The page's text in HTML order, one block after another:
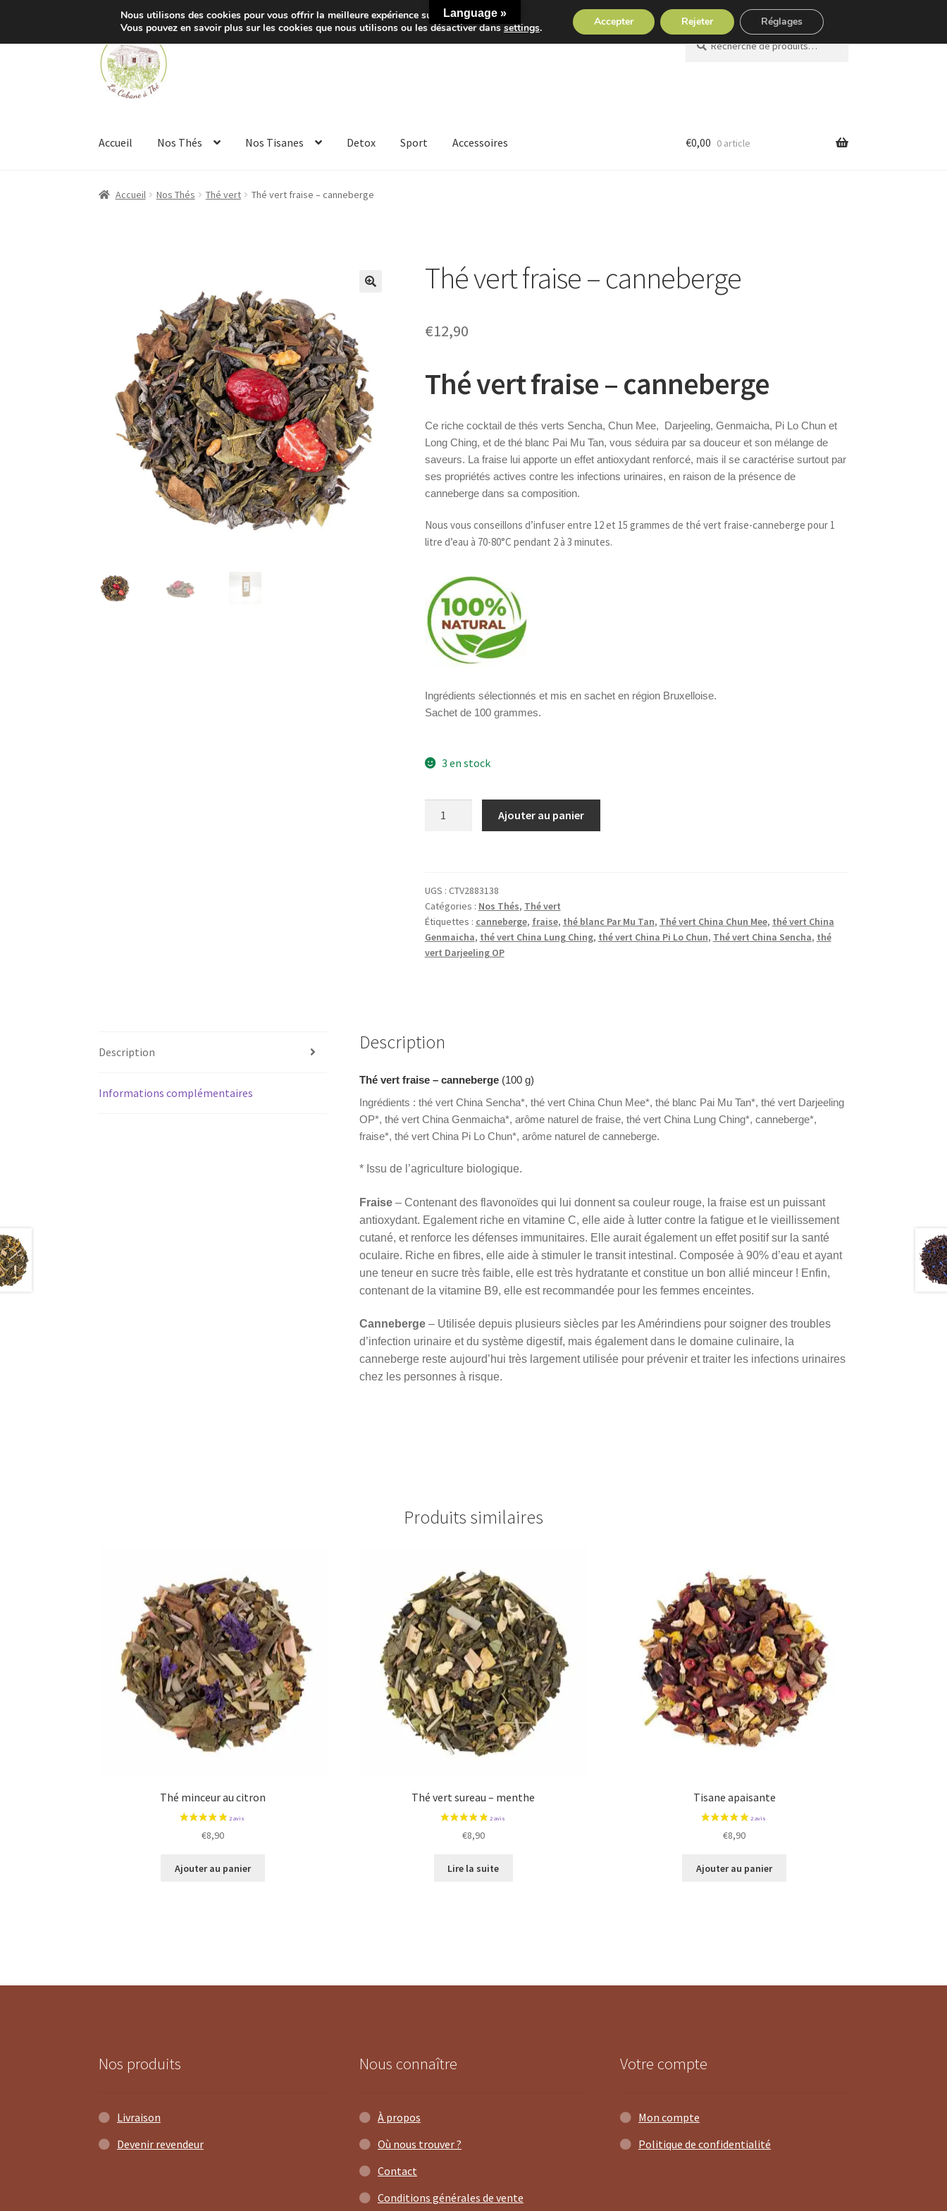
à
la
navigation
au
contenu
Recherche
pour :
Recherche
Accueil Nos Thés Nos Tisanes Detox Sport Accessoires €0,00 0 article
Accueil Nos Thés Thé vert Thé vert fraise – canneberge
Thé vert fraise – canneberge
€12,90
Thé vert fraise – canneberge
Ce riche cocktail de thés verts Sencha, Chun Mee, Darjeeling, Genmaicha, Pi Lo Chun et
Long Ching, et de thé blanc Pai Mu Tan, vous séduira par sa douceur et son mélange de
saveurs. La fraise lui apporte un effet antioxydant renforcé, mais il se caractérise surtout par
ses propriétés actives contre les infections urinaires, en raison de la présence de
canneberge dans sa composition.
Nous vous conseillons d’infuser entre 12 et 15 grammes de thé vert fraise-canneberge pour 1
litre d’eau à 70-80°C pendant 2 à 3 minutes.
Ingrédients sélectionnés et mis en sachet en région Bruxelloise.
Sachet de 100 grammes.
3 en stock
-
canneberge
Ajouter au panier
UGS : CTV2883138
Catégories : Nos Thés, Thé vert
Étiquettes : canneberge, fraise, thé blanc Par Mu Tan, Thé vert China Chun Mee, thé vert China
Genmaicha, thé vert China Lung Ching, thé vert China Pi Lo Chun, Thé vert China Sencha, thé
vert Darjeeling OP
Description
Informations complémentaires
Description
Thé vert fraise – canneberge (100 g)
Ingrédients : thé vert China Sencha*, thé vert China Chun Mee*, thé blanc Pai Mu Tan*, thé vert Darjeeling
OP*, thé vert China Genmaicha*, arôme naturel de fraise, thé vert China Lung Ching*, canneberge*,
fraise*, thé vert China Pi Lo Chun*, arôme naturel de canneberge.
* Issu de l’agriculture biologique.
Fraise– Contenant des flavonoïdes qui lui donnent sa couleur rouge, la fraise est un puissant
antioxydant. Egalement riche en vitamine C, elle aide à lutter contre la fatigue et le vieillissement
cutané, et renforce les défenses immunitaires. Elle aurait également un effet positif sur la santé
oculaire. Riche en fibres, elle aide à stimuler le transit intestinal. Composée à 90% d’eau et ayant
une teneur en sucre très faible, elle est très hydratante et constitue un bon allié minceur ! Enfin,
contenant de la vitamine B9, elle est recommandée pour les femmes enceintes.
Canneberge – Utilisée depuis plusieurs siècles par les Amérindiens pour soigner des troubles
d’infection urinaire et du système digestif, mais également dans le domaine culinaire, la
canneberge reste aujourd’hui très largement utilisée pour prévenir et traiter les infections urinaires
chez les personnes à risque.
Produits similaires
Thé minceur au citron
€8,90
Ajouter au panier
Thé vert sureau – menthe
€8,90
Lire la suite
Tisane apaisante
€8,90
Ajouter au panier
Nos produits
Livraison
Devenir revendeur
Nous connaître
À propos
Où nous trouver ?
Contact
Conditions générales de vente
Votre compte
Mon compte
Politique de confidentialité
Language »
Nous utilisons des cookies pour vous offrir la meilleure expérience sur notre site.
Vous pouvez en savoir plus sur les cookies que nous utilisons ou les désactiver danssettings. Accepter Rejeter Réglages